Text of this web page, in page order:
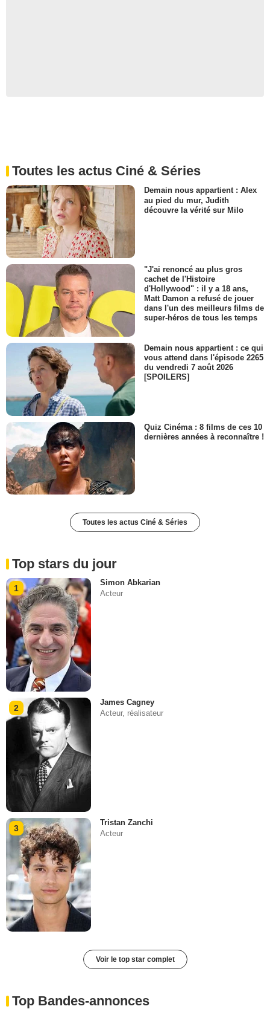
Toutes les actus Ciné & Séries
Demain nous appartient : Alex
au pied du mur, Judith
découvre la vérité sur Milo
"J'ai renoncé au plus gros
cachet de l'Histoire
d'Hollywood" : il y a 18 ans,
Matt Damon a refusé de jouer
dans l'un des meilleurs films de
super-héros de tous les temps
Demain nous appartient : ce qui
vous attend dans l'épisode 2265
du vendredi 7 août 2026
[SPOILERS]
Quiz Cinéma : 8 films de ces 10
dernières années à reconnaître !
Toutes les actus Ciné & Séries
Top stars du jour
1
Simon Abkarian
Acteur
2
James Cagney
Acteur, réalisateur
3
Tristan Zanchi
Acteur
Voir le top star complet
Top Bandes-annonces